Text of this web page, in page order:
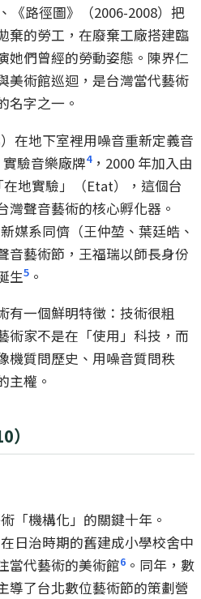
《路徑圖》（2006-2008）把
棄的勞工，在廢棄工廠搭建臨
她們曾經的勞動姿態。陳界仁
美術館巡迴，是台灣當代藝術
名字之一。
）在地下室裡用噪音重新定義音
驗音樂廠牌4，2000 年加入由
地實驗」（Etat），這個台
灣聲音藝術的核心孵化器。
媒系同儕（王仲堃、葉廷皓、
音藝術節，王福瑞以師長身份
生5 。
有一個鮮明特徵：技術很粗
術家不是在「使用」科技，而
機質問歷史、用噪音質問秩
主權。
「機構化」的關鍵十年。
日治時期的舊建成小學校舍中
當代藝術的美術館6 。同年，數
導了台北數位藝術節的策劃營